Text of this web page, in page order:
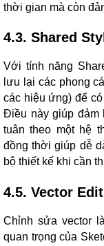
thời gian mà còn
4.3. Shared
Với tính năng
lưu lại các phong
các hiệu ứng) để
Điều này giúp đảm
tuân theo một hệ
đồng thời giúp dễ
bộ thiết kế khi cần
4.5. Vector
Chỉnh sửa vector
quan trọng của